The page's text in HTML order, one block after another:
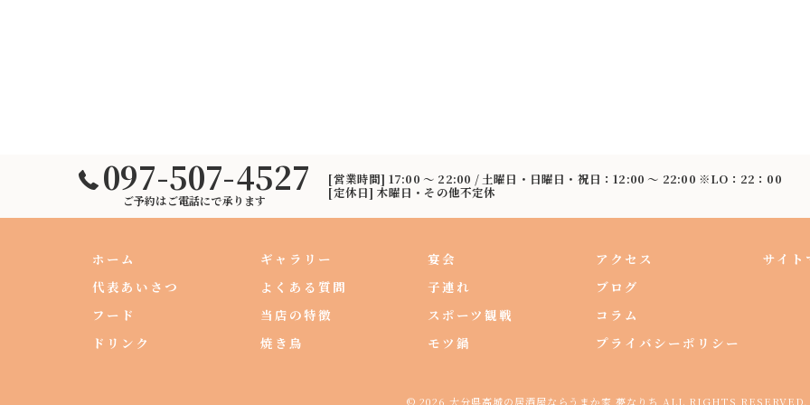
097-507-4527
ご予約はご電話にで承ります
[営業時間] 17:00 〜 22:00 / 土曜日・日曜日・祝日：12:00 〜 22:00 ※LO：22：00
[定休日] 木曜日・その他不定休
ホーム
代表あいさつ
フード
ドリンク
ギャラリー
よくある質問
当店の特徴
焼き鳥
宴会
子連れ
スポーツ観戦
モツ鍋
アクセス
ブログ
コラム
プライバシーポリシー
サイト
© 2026 大分県高城の居酒屋ならうまか家 夢なりち ALL RIGHTS RESERVED.